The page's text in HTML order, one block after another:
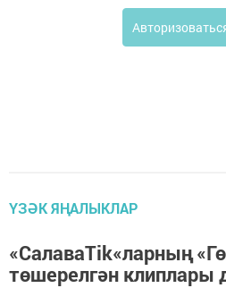
ҮЗӘК ЯҢАЛЫКЛАР
«СалаваTik«ларның
төшерелгән клиплары